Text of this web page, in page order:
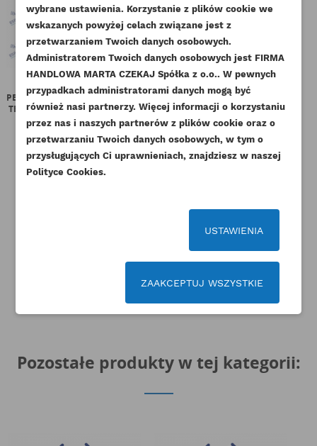
DODAJ DO LISTY ŻYCZEŃ
add_circle_outline Stwórz nową listę życzeń
NAZWA LISTY ŻYCZEŃ
Anuluj Utwórz listę życzeń
Musisz być zalogowany by zapisać produkty na
swojej liście życzeń.
Anuluj Zaloguj się
PERKINS USZCZELKA OBUDOWY
TERMOSTATU HP KE ORYGINAŁ
Indeks U45996930-ORG
9,84 złBrutto
8,00 złNetto
PERKINS USZCZELKA POKRYWY
ZAWORÓW GL HL KMP
Indeks U11996410-KMP
34,69 złBrutto
Pozostałe produkty w tej kategorii:
wybrane ustawienia. Korzystanie z plików cookie we
wskazanych powyżej celach związane jest z
przetwarzaniem Twoich danych osobowych.
Administratorem Twoich danych osobowych jest FIRMA
HANDLOWA MARTA CZEKAJ Spółka z o.o.. W pewnych
przypadkach administratorami danych mogą być
również nasi partnerzy. Więcej informacji o korzystaniu
przez nas i naszych partnerów z plików cookie oraz o
przetwarzaniu Twoich danych osobowych, w tym o
przysługujących Ci uprawnieniach, znajdziesz w naszej
Polityce Cookies.
USTAWIENIA
ZAAKCEPTUJ WSZYSTKIE